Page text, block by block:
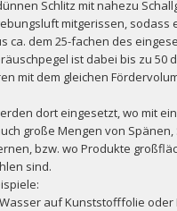
Schlitz mit nahezu
mitgerissen, sodass
ca. dem 25-fachen des
ist dabei bis zu 50
mit dem gleichen
dort eingesetzt, wo mit
große Mengen von Spänen,
bzw. wo Produkte
sind.
auf Kunststofffolie oder